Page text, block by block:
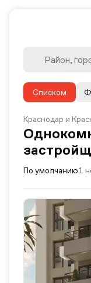
Списком
Краснодар и
По умолчанию1